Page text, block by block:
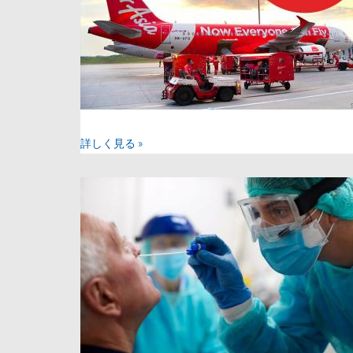
詳しく見る »